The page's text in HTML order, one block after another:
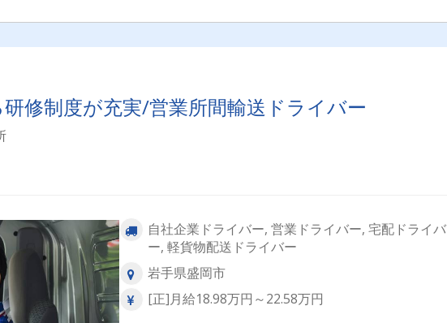
修制度が充実/営業所間輸送ドライバー
自社企業ドライバー, 営業ドライバー, 宅配ドライバ
ー, 軽貨物配送ドライバー
岩手県盛岡市
[正]月給18.98万円～22.58万円